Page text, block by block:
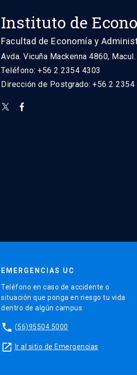
Instituto de
Facultad de Economía y
Avda. Vicuña Mackenna 4860,
Teléfono: +56 2 2354 4303
Dirección de Postgrado: +56 2 2354
EMERGENCIAS UC
Teléfono en caso de accidente o
situación que ponga en riesgo tu vida
dentro de algún campus.
phone (56)95504 5000
launch Ir al sitio de Emergencias